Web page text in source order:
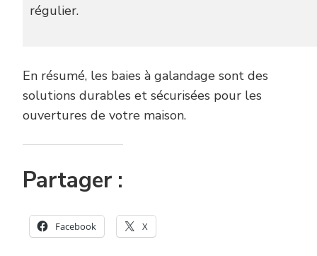
régulier.
En résumé, les baies à galandage sont des
solutions durables et sécurisées pour les
ouvertures de votre maison.
Partager :
Facebook X